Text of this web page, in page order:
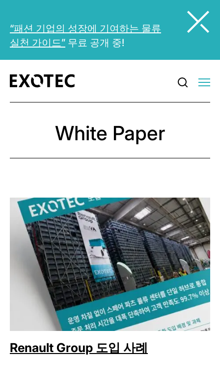
“패션 기업의 성장에 기여하는 물류
실천 가이드” 무료 공개 중!
White Paper
Renault Group 도입 사례